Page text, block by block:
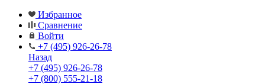
Избранное
Сравнение
Войти
+7 (495) 926-26-78
Назад
+7 (495) 926-26-78
+7 (800) 555-21-18